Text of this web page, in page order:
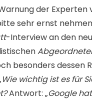
der Experten
sehr ernst
-Interview an den
besonders dessen
Wie wichtig ist es für
Antwort: „Google